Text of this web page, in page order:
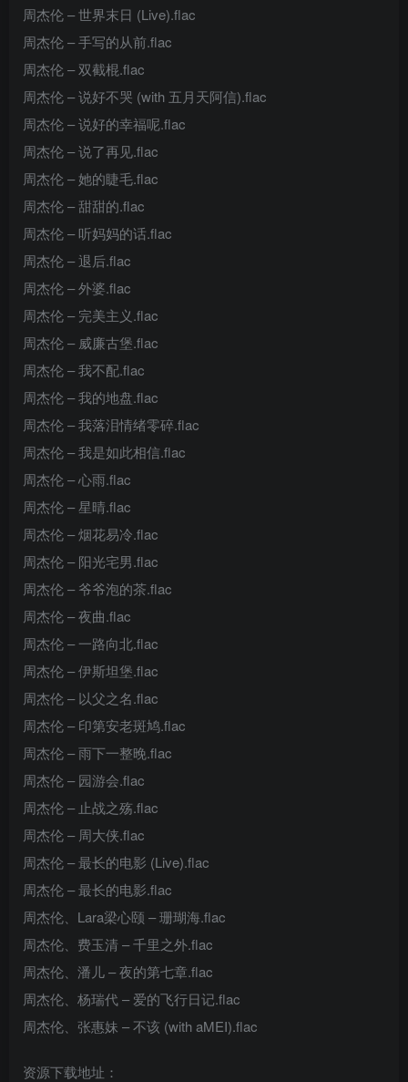
周杰伦 – 世界末日 (Live).flac
周杰伦 – 手写的从前.flac
周杰伦 – 双截棍.flac
周杰伦 – 说好不哭 (with 五月天阿信).flac
周杰伦 – 说好的幸福呢.flac
周杰伦 – 说了再见.flac
周杰伦 – 她的睫毛.flac
周杰伦 – 甜甜的.flac
周杰伦 – 听妈妈的话.flac
周杰伦 – 退后.flac
周杰伦 – 外婆.flac
周杰伦 – 完美主义.flac
周杰伦 – 威廉古堡.flac
周杰伦 – 我不配.flac
周杰伦 – 我的地盘.flac
周杰伦 – 我落泪情绪零碎.flac
周杰伦 – 我是如此相信.flac
周杰伦 – 心雨.flac
周杰伦 – 星晴.flac
周杰伦 – 烟花易冷.flac
周杰伦 – 阳光宅男.flac
周杰伦 – 爷爷泡的茶.flac
周杰伦 – 夜曲.flac
周杰伦 – 一路向北.flac
周杰伦 – 伊斯坦堡.flac
周杰伦 – 以父之名.flac
周杰伦 – 印第安老斑鸠.flac
周杰伦 – 雨下一整晚.flac
周杰伦 – 园游会.flac
周杰伦 – 止战之殇.flac
周杰伦 – 周大侠.flac
周杰伦 – 最长的电影 (Live).flac
周杰伦 – 最长的电影.flac
周杰伦、Lara梁心颐 – 珊瑚海.flac
周杰伦、费玉清 – 千里之外.flac
周杰伦、潘儿 – 夜的第七章.flac
周杰伦、杨瑞代 – 爱的飞行日记.flac
周杰伦、张惠妹 – 不该 (with aMEI).flac
资源下载地址：